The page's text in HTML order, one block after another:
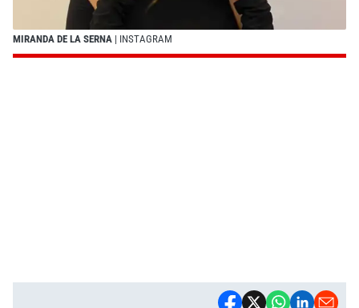
MIRANDA DE LA SERNA | INSTAGRAM